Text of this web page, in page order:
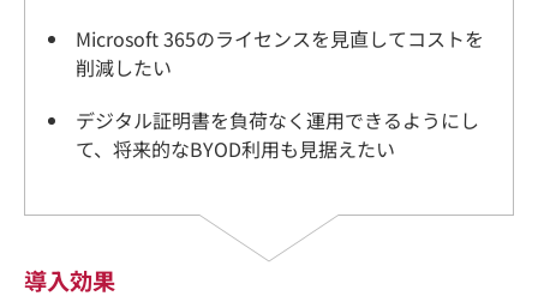
Microsoft 365のライセンスを見直してコストを
削減したい
デジタル証明書を負荷なく運用できるようにし
て、将来的なBYOD利用も見据えたい
導入効果